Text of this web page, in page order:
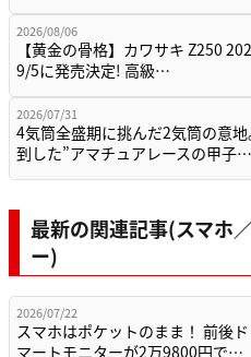
2026/08/06
【黄金の骨格】カワサキ Z250
9/5に発売決定! 高級…
2026/07/31
4気筒全盛期に挑んだ2気筒の意
到した”アマチュアレースの甲子…
最新の関連記事(スマホ
ー)
2026/07/22
スマホはポケットのまま！ 前後
マートモニターが2万9800円で…